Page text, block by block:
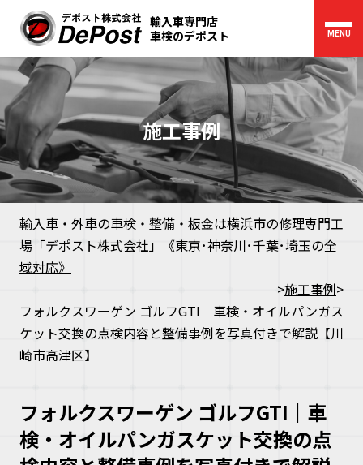
輸入車専門店
車検のデポスト
MENU
施工事例
輸入車・外車の車検・整備・板金は横浜市の修理専門工
場「デポスト株式会社」《東京･神奈川･千葉･埼玉の全
域対応》
>施工事例>
フォルクスワーゲン ゴルフGTI｜車検・オイルパンガス
ケット交換の点検内容と整備事例を写真付きで解説【川
崎市高津区】
フォルクスワーゲン ゴルフGTI｜車
検・オイルパンガスケット交換の点